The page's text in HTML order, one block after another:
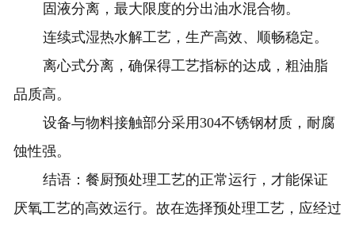
固液分离，最大限度的分出油水混合物。
连续式湿热水解工艺，生产高效、顺畅稳定。
离心式分离，确保得工艺指标的达成，粗油脂
品质高。
设备与物料接触部分采用304不锈钢材质，耐腐
蚀性强。
结语：餐厨预处理工艺的正常运行，才能保证
厌氧工艺的高效运行。故在选择预处理工艺，应经过